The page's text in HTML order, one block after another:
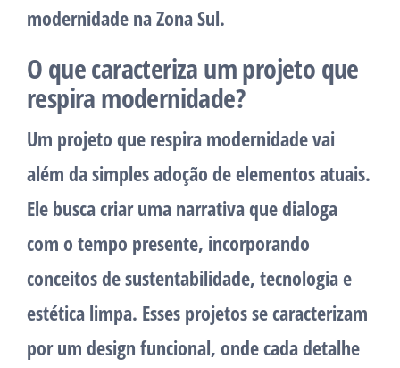
modernidade na Zona Sul.
O que caracteriza um projeto que
respira modernidade?
Um projeto que respira modernidade vai
além da simples adoção de elementos atuais.
Ele busca criar uma narrativa que dialoga
com o tempo presente, incorporando
conceitos de sustentabilidade, tecnologia e
estética limpa. Esses projetos se caracterizam
por um design funcional, onde cada detalhe